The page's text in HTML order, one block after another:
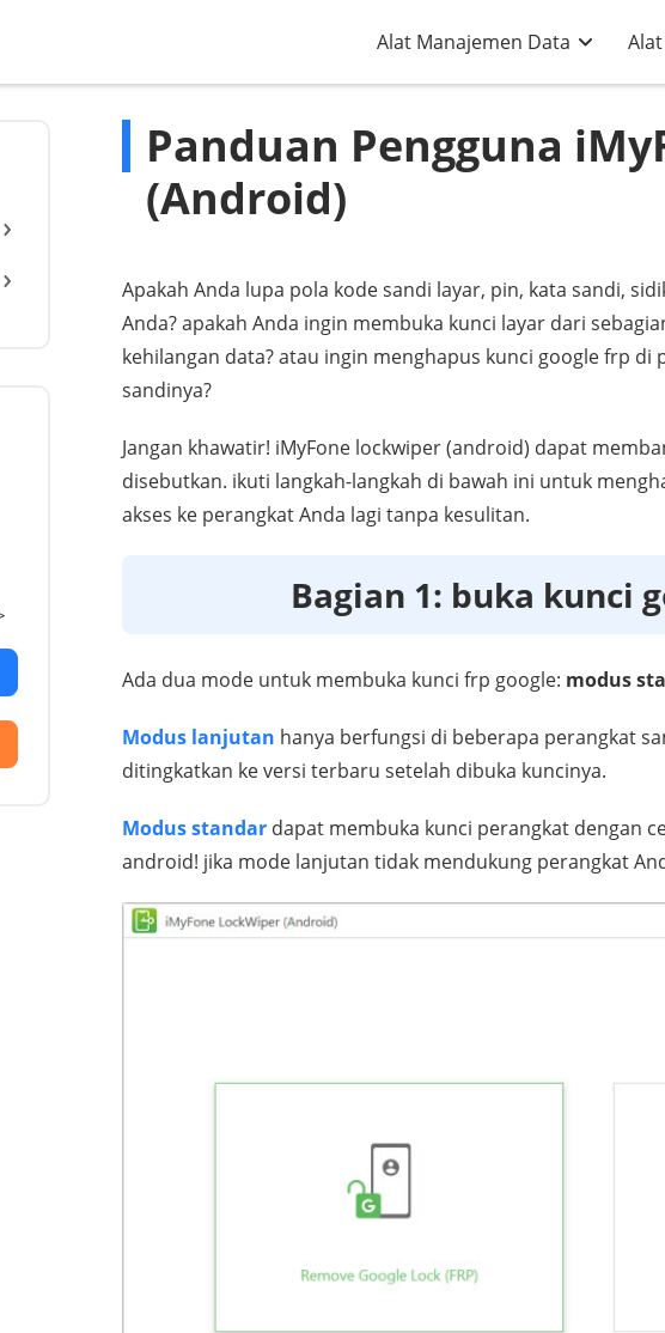
Alat Manajemen Data
Panduan Pengguna
(Android)
Apakah Anda lupa pola kode sandi layar, pin, kata sandi,
Anda? apakah Anda ingin membuka kunci layar dari
kehilangan data? atau ingin menghapus kunci google frp
sandinya?
Jangan khawatir! iMyFone lockwiper (android) dapat
disebutkan. ikuti langkah-langkah di bawah ini untuk
akses ke perangkat Anda lagi tanpa kesulitan.
Bagian 1: buka kunci
Ada dua mode untuk membuka kunci frp google: modus
Modus lanjutan hanya berfungsi di beberapa perangkat
ditingkatkan ke versi terbaru setelah dibuka kuncinya.
Modus standar dapat membuka kunci perangkat dengan
android! jika mode lanjutan tidak mendukung perangkat